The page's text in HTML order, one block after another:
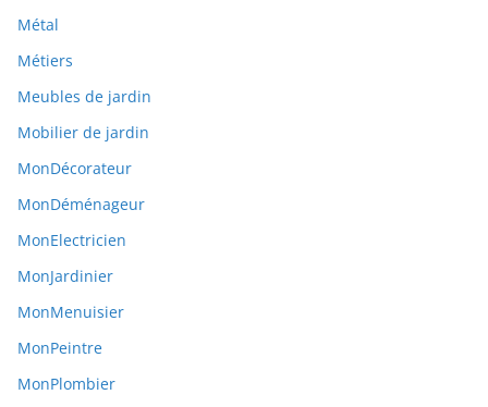
Métal
Métiers
Meubles de jardin
Mobilier de jardin
MonDécorateur
MonDéménageur
MonElectricien
MonJardinier
MonMenuisier
MonPeintre
MonPlombier